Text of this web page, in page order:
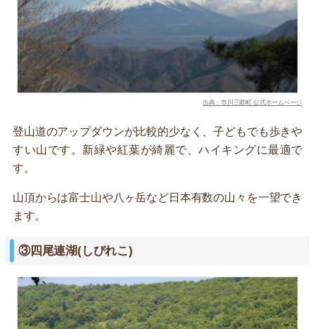
出典：市川三郷町 公式ホームページ
登山道のアップダウンが比較的少なく、子どもでも歩きや
すい山です。新緑や紅葉が綺麗で、ハイキングに最適で
す。
山頂からは富士山や八ヶ岳など日本有数の山々を一望でき
ます。
③四尾連湖(しびれこ)